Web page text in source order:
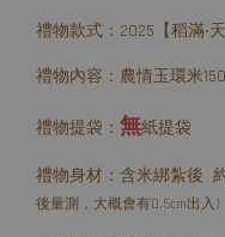
禮物款式：2025【稻滿‧
禮物內容：農情玉環米
禮物提袋： 無紙提袋
禮物身材：含米綁紮後
後量測，大概會有0.5cm出入)